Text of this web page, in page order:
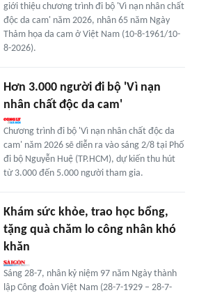
giới thiệu chương trình đi bộ 'Vì nạn nhân chất
độc da cam' năm 2026, nhân 65 năm Ngày
Thảm họa da cam ở Việt Nam (10-8-1961/10-
8-2026).
Hơn 3.000 người đi bộ 'Vì nạn
nhân chất độc da cam'
Chương trình đi bộ 'Vì nạn nhân chất độc da
cam' năm 2026 sẽ diễn ra vào sáng 2/8 tại Phố
đi bộ Nguyễn Huệ (TP.HCM), dự kiến thu hút
từ 3.000 đến 5.000 người tham gia.
Khám sức khỏe, trao học bổng,
tặng quà chăm lo công nhân khó
khăn
Sáng 28-7, nhân kỷ niệm 97 năm Ngày thành
lập Công đoàn Việt Nam (28-7-1929 – 28-7-